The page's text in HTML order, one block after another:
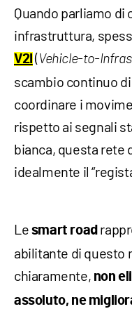
Quando parliamo
infrastruttura,
V2I(Vehicle-to-
scambio continuo
coordinare i
rispetto ai segnali
bianca, questa rete
idealmente il
Le smart road
abilitante di questo
chiaramente, non
assoluto, ne